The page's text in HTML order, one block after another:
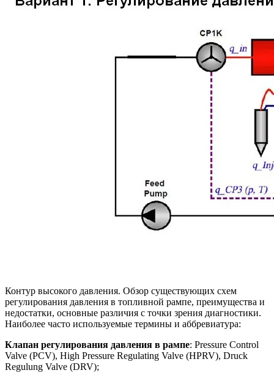
Контур высокого давления. Обзор существующих схем
регулирования давления в топливной рампе, преимущества и
недостатки, основные различия с точки зрения диагностики.
Наиболее часто используемые термины и аббревиатура:
Клапан регулирования давления в рампе: Pressure Control
Valve (PCV), High Pressure Regulating Valve (HPRV), Druck
Regulung Valve (DRV);